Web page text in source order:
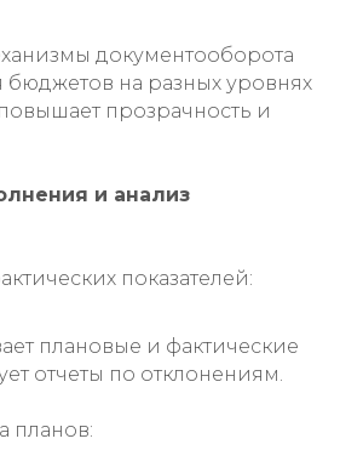
документооборота
бюджетов на разных уровнях
прозрачность и
и анализ
показателей:
плановые и фактические
отчеты по отклонениям.
планов: